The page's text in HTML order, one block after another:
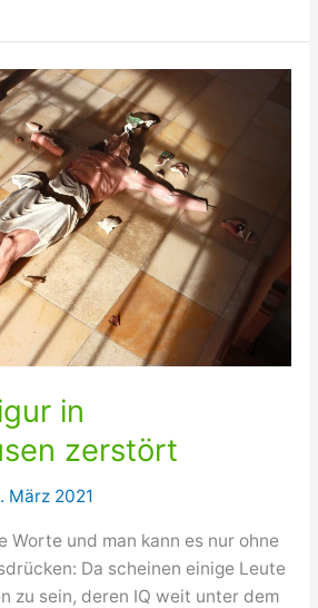
in
zerstört
März 2021
Worte und man kann es nur ohne
Da scheinen einige Leute
zu sein, deren IQ weit unter dem